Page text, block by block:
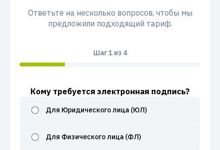
Ответьте на несколько вопросов, чтобы мы
предложили подходящий тариф.
Шаг1из 4
Кому требуется электронная подпись?
Для Юридического лица (ЮЛ)
Для Физического лица (ФЛ)